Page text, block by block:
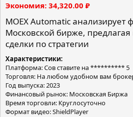
т
о
а
н
и
я
Экономия 34,320.00 ₽
MOEX Automatic анализирует
Московской бирже,
сделки по стратегии
Характеристики
Платформа: Сов ставите на ********** 5
Торговля: На любом удобном вам
Год выпуска: 2023
Финансовый рынок: Московская Биржа
Время торговли: Круглосуточно
Формат видео: ShieldPlayer